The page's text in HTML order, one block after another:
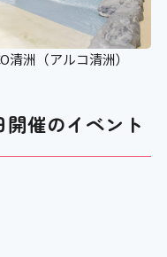
清洲（アルコ清洲）
開催のイベント